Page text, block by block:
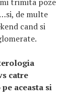
de multe
cand si
catre
aceasta si